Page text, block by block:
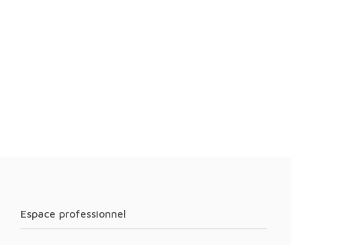
Espace professionnel